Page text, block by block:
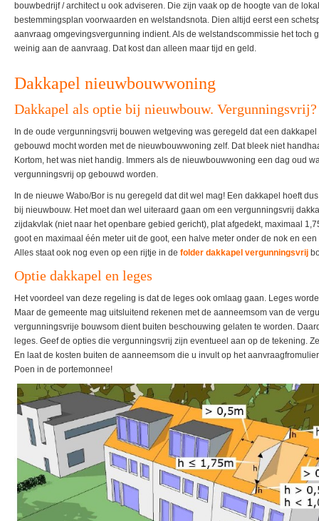
bouwbedrijf / architect u ook adviseren. Die zijn vaak op de hoogte van de
bestemmingsplan voorwaarden en welstandsnota. Dien altijd eerst een
aanvraag omgevingsvergunning indient. Als de welstandscommissie het toch
weinig aan de aanvraag. Dat kost dan alleen maar tijd en geld.
Dakkapel nieuwbouwwoning
Dakkapel als optie bij nieuwbouw. Vergunningsvrij?
In de oude vergunningsvrij bouwen wetgeving was geregeld dat een
gebouwd mocht worden met de nieuwbouwwoning zelf. Dat bleek niet
Kortom, het was niet handig. Immers als de nieuwbouwwoning een dag oud
vergunningsvrij op gebouwd worden.
In de nieuwe Wabo/Bor is nu geregeld dat dit wel mag! Een dakkapel hoeft
bij nieuwbouw. Het moet dan wel uiteraard gaan om een vergunningsvrij
zijdakvlak (niet naar het openbare gebied gericht), plat afgedekt, maximaal
goot en maximaal één meter uit de goot, een halve meter onder de nok en
Alles staat ook nog even op een rijtje in de folder dakkapel vergunningsvrij
Optie dakkapel en leges
Het voordeel van deze regeling is dat de leges ook omlaag gaan. Leges
Maar de gemeente mag uitsluitend rekenen met de aanneemsom van de
vergunningsvrije bouwsom dient buiten beschouwing gelaten te worden.
leges. Geef de opties die vergunningsvrij zijn eventueel aan op de tekening.
En laat de kosten buiten de aanneemsom die u invult op het
Poen in de portemonnee!